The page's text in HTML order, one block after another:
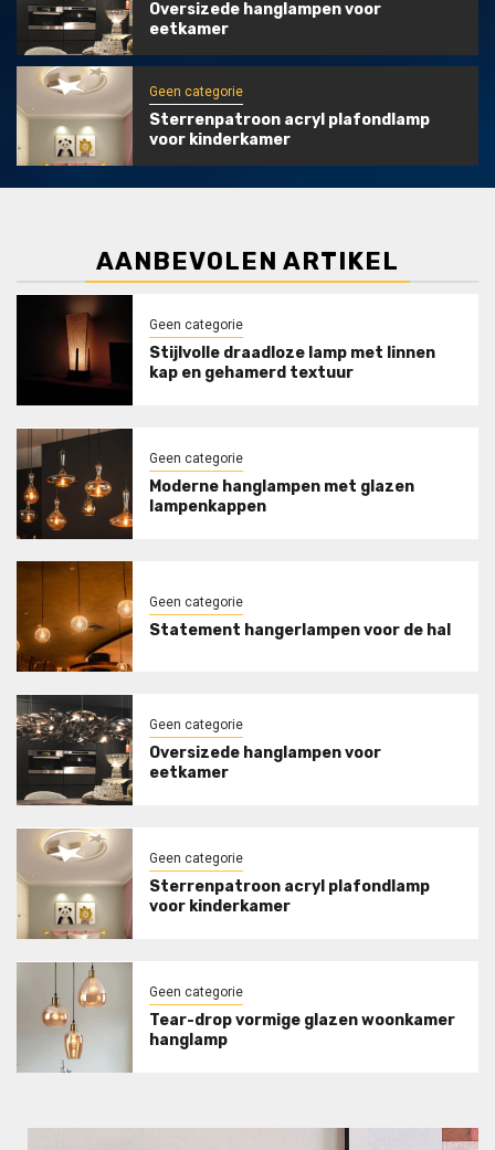
Oversizede hanglampen voor
eetkamer
Geen categorie
Sterrenpatroon acryl plafondlamp
voor kinderkamer
AANBEVOLEN ARTIKEL
Geen categorie
Stijlvolle draadloze lamp met linnen
kap en gehamerd textuur
Geen categorie
Moderne hanglampen met glazen
lampenkappen
Geen categorie
Statement hangerlampen voor de hal
Geen categorie
Oversizede hanglampen voor
eetkamer
Geen categorie
Sterrenpatroon acryl plafondlamp
voor kinderkamer
Geen categorie
Tear-drop vormige glazen woonkamer
hanglamp